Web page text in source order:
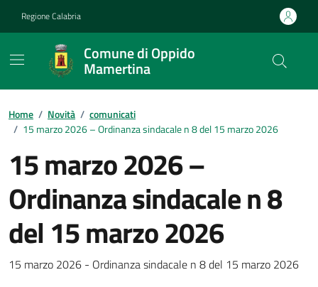
Regione Calabria
Comune di Oppido
Mamertina
Home / Novità / comunicati
/ 15 marzo 2026 – Ordinanza sindacale n 8 del 15 marzo 2026
15 marzo 2026 –
Ordinanza sindacale n 8
del 15 marzo 2026
Dettagli della notizia
15 marzo 2026 - Ordinanza sindacale n 8 del 15 marzo 2026